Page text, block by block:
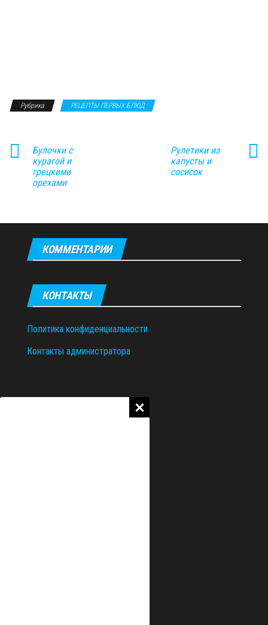
Рубрика РЕЦЕПТЫ ПЕРВЫХ БЛЮД
Булочки с
курагой и
грецкими
орехами
Рулетики из
капусты и
сосисок
КОММЕНТАРИИ
КОНТАКТЫ
Политика конфиденциальности
Контакты администратора